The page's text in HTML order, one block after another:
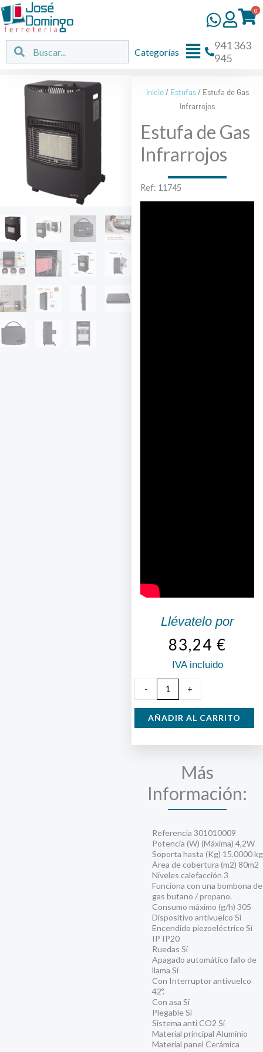
Ir
al
contenido
0
Buscar Buscar
Flyout
Categorías
941 363
945
Inicio/ Estufas/ Estufa de Gas
Infrarrojos
Estufa de Gas
Infrarrojos
Ref: 11745
Llévatelo por
83,24 €
IVA incluido
-
de
Gas
+
AÑADIR AL CARRITO
Más
Información:
Referencia 301010009
Potencia (W) (Máxima) 4,2W
Soporta hasta (Kg) 15.0000 kg
Área de cobertura (m2) 80m2
Niveles calefacción 3
Funciona con una bombona de
gas butano / propano.
Consumo máximo (g/h) 305
Dispositivo antivuelco Sí
Encendido piezoeléctrico Sí
IP IP20
Ruedas Sí
Apagado automático fallo de
llama Sí
Con Interruptor antivuelco
42º.
Con asa Sí
Plegable Sí
Sistema anti CO2 Sí
Material principal Aluminio
Material panel Cerámica